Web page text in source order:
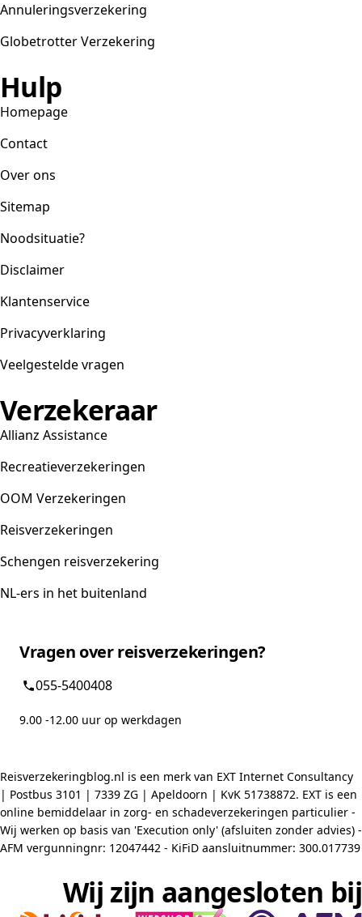
Annuleringsverzekering
Globetrotter Verzekering
Hulp
Homepage
Contact
Over ons
Sitemap
Noodsituatie?
Disclaimer
Klantenservice
Privacyverklaring
Veelgestelde vragen
Verzekeraar
Allianz Assistance
Recreatieverzekeringen
OOM Verzekeringen
Reisverzekeringen
Schengen reisverzekering
NL-ers in het buitenland
Vragen over reisverzekeringen?
055-5400408
9.00 -12.00 uur op werkdagen
Reisverzekeringblog.nl is een merk van EXT Internet Consultancy
| Postbus 3101 | 7339 ZG | Apeldoorn | KvK 51738872. EXT is een
online bemiddelaar in zorg- en schadeverzekeringen particulier -
Wij werken op basis van 'Execution only' (afsluiten zonder advies) -
AFM vergunningnr: 12047442 - KiFiD aansluitnummer: 300.017739
Wij zijn aangesloten bij